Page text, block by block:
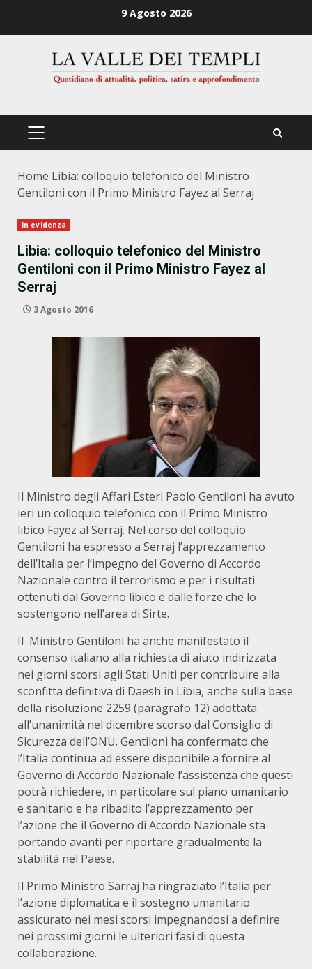
9 Agosto 2026
PRIMÄRES
Home Libia: colloquio telefonico del Ministro
Gentiloni con il Primo Ministro Fayez al Serraj
In evidenza
Libia: colloquio telefonico del Ministro
Gentiloni con il Primo Ministro Fayez al
Serraj
3 Agosto 2016
Il Ministro degli Affari Esteri Paolo Gentiloni ha avuto
ieri un colloquio telefonico con il Primo Ministro
libico Fayez al Serraj. Nel corso del colloquio
Gentiloni ha espresso a Serraj l’apprezzamento
dell’Italia per l’impegno del Governo di Accordo
Nazionale contro il terrorismo e per i risultati
ottenuti dal Governo libico e dalle forze che lo
sostengono nell’area di Sirte.
Il Ministro Gentiloni ha anche manifestato il
consenso italiano alla richiesta di aiuto indirizzata
nei giorni scorsi agli Stati Uniti per contribuire alla
sconfitta definitiva di Daesh in Libia, anche sulla base
della risoluzione 2259 (paragrafo 12) adottata
all’unanimità nel dicembre scorso dal Consiglio di
Sicurezza dell’ONU. Gentiloni ha confermato che
l’Italia continua ad essere disponibile a fornire al
Governo di Accordo Nazionale l’assistenza che questi
potrà richiedere, in particolare sul piano umanitario
e sanitario e ha ribadito l’apprezzamento per
l’azione che il Governo di Accordo Nazionale sta
portando avanti per riportare gradualmente la
stabilità nel Paese.
Il Primo Ministro Sarraj ha ringraziato l’Italia per
l’azione diplomatica e il sostegno umanitario
assicurato nei mesi scorsi impegnandosi a definire
nei prossimi giorni le ulteriori fasi di questa
collaborazione.